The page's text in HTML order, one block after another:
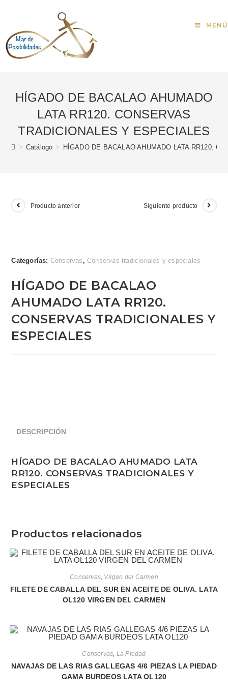
MENÚ
HÍGADO DE BACALAO AHUMADO
LATA RR120. CONSERVAS
TRADICIONALES Y ESPECIALES
> Catálogo > HÍGADO DE BACALAO AHUMADO LATA RR120.
Producto anterior Siguiente producto
Categorías: Conservas ,Conservas tradicionales y especiales
HÍGADO DE BACALAO
AHUMADO LATA RR120.
CONSERVAS TRADICIONALES Y
ESPECIALES
DESCRIPCIÓN
HÍGADO DE BACALAO AHUMADO LATA
RR120. CONSERVAS TRADICIONALES Y
ESPECIALES
Productos relacionados
Conservas Virgen del Carmen
FILETE DE CABALLA DEL SUR EN ACEITE DE OLIVA. LATA
OL120 VIRGEN DEL CARMEN
Conservas, La Piedad
NAVAJAS DE LAS RIAS GALLEGAS 4/6 PIEZAS LA PIEDAD
GAMA BURDEOS LATA OL120